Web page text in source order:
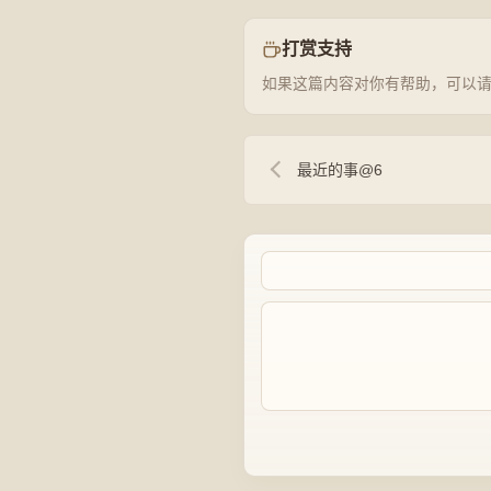
打赏支持
如果这篇内容对你有帮助，可以
最近的事@6